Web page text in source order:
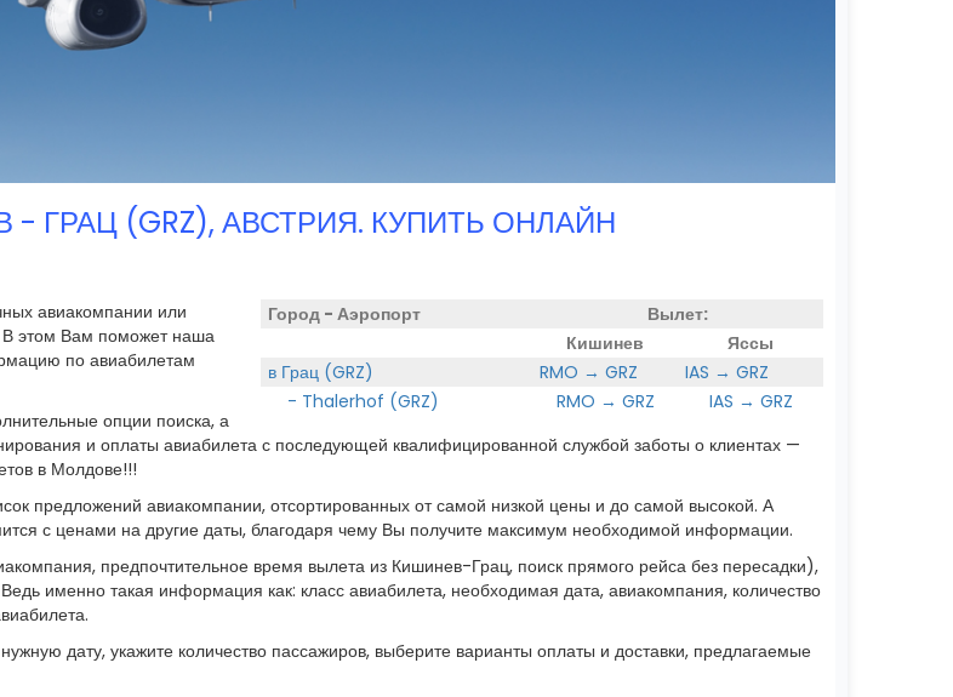
ГРАЦ (GRZ), АВСТРИЯ. КУПИТЬ ОНЛАЙН
Город - Аэропорт
Вылет:
Кишинев
Яссы
в Грац (GRZ)
RMO → GRZ
IAS → GRZ
- Thalerhof (GRZ)
RMO → GRZ IAS → GRZ
авиакомпании или
В этом Вам поможет наша
по авиабилетам
опции поиска, а
и оплаты авиабилета с последующей квалифицированной службой заботы о клиентах —
в Молдове!!!
предложений авиакомпании, отсортированных от самой низкой цены и до самой высокой. А
с ценами на другие даты, благодаря чему Вы получите максимум необходимой информации.
предпочтительное время вылета из Кишинев-Грац, поиск прямого рейса без пересадки),
именно такая информация как: класс авиабилета, необходимая дата, авиакомпания, количество
дату, укажите количество пассажиров, выберите варианты оплаты и доставки, предлагаемые